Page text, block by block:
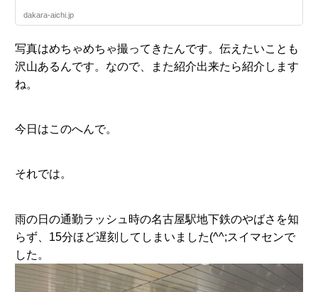
dakara-aichi.jp
写真はめちゃめちゃ撮ってきたんです。伝えたいことも
沢山あるんです。なので、また紹介出来たら紹介します
ね。
今日はこのへんで。
それでは。
雨の日の通勤ラッシュ時の名古屋駅地下鉄のやばさを知
らず、15分ほど遅刻してしまいました(^^;スイマセンで
した。